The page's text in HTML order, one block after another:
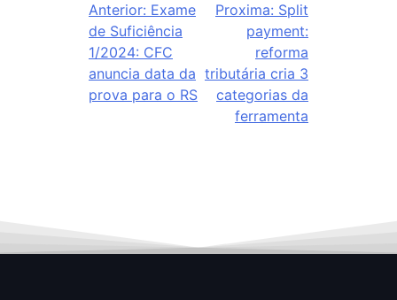
Anterior: Exame
de Suficiência
1/2024: CFC
anuncia data da
prova para o RS
Proxima: Split
payment:
reforma
tributária cria 3
categorias da
ferramenta